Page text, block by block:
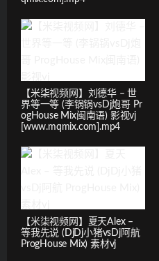
【米柒视频网】刘德华 – 世
界等一等 (李锅锅vsDj炮哥 Pr
ogHouse Mix闽南语) 影视vj
[www.mqmix.com].mp4
【米柒视频网】夏天Alex –
等我先说 (DjDj小猪vsDj阿航
ProgHouse Mix) 素材vj